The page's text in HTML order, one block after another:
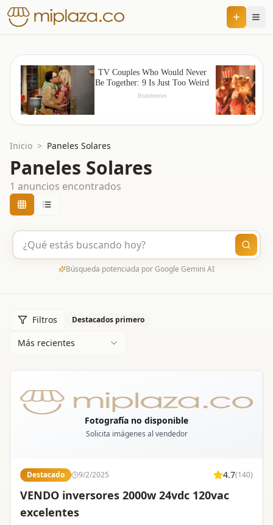
Inicio > Paneles Solares
Paneles Solares
1 anuncios encontrados
Buscar
Búsqueda potenciada por Google Gemini AI
Filtros Destacados primero
Más recientes
Fotografía no disponible
Solicita imágenes al vendedor
Destacado 9/2/2025 4.7(140)
VENDO inversores 2000w 24vdc 120vac
excelentes